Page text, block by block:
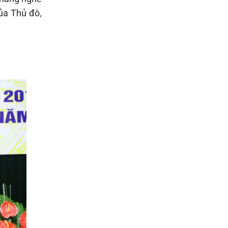
Thủ đô,